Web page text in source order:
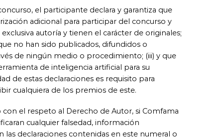
el participante declara y garantiza que
adicional para participar del concurso y
autoría y tienen el carácter de originales;
no han sido publicados, difundidos o
de ningún medio o procedimiento; (iii) y que
de inteligencia artificial para su
de estas declaraciones es requisito para
cualquiera de los premios de este.
el respeto al Derecho de Autor, si Comfama
cualquier falsedad, información
declaraciones contenidas en este numeral o